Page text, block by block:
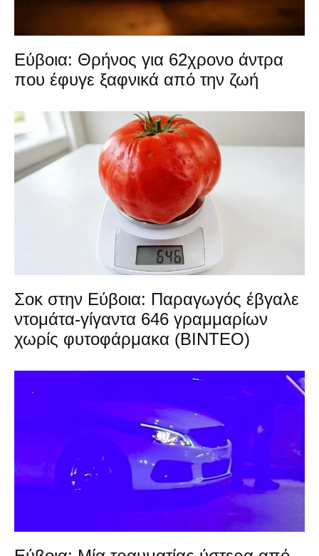
Εύβοια: Θρήνος για 62χρονο άντρα
που έφυγε ξαφνικά από την ζωή
Σοκ στην Εύβοια: Παραγωγός έβγαλε
ντομάτα-γίγαντα 646 γραμμαρίων
χωρίς φυτοφάρμακα (ΒΙΝΤΕΟ)